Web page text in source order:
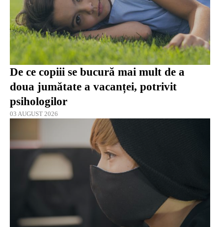
De ce copiii se bucură mai mult de a
doua jumătate a vacanței, potrivit
psihologilor
03 AUGUST 2026